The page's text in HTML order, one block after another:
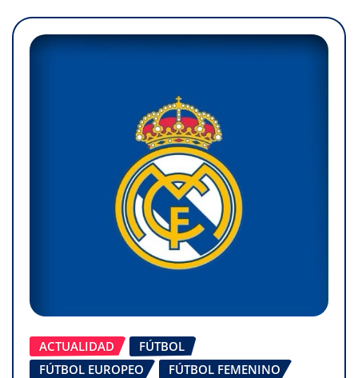
ACTUALIDAD
FÚTBOL
FÚTBOL EUROPEO
FÚTBOL FEMENINO